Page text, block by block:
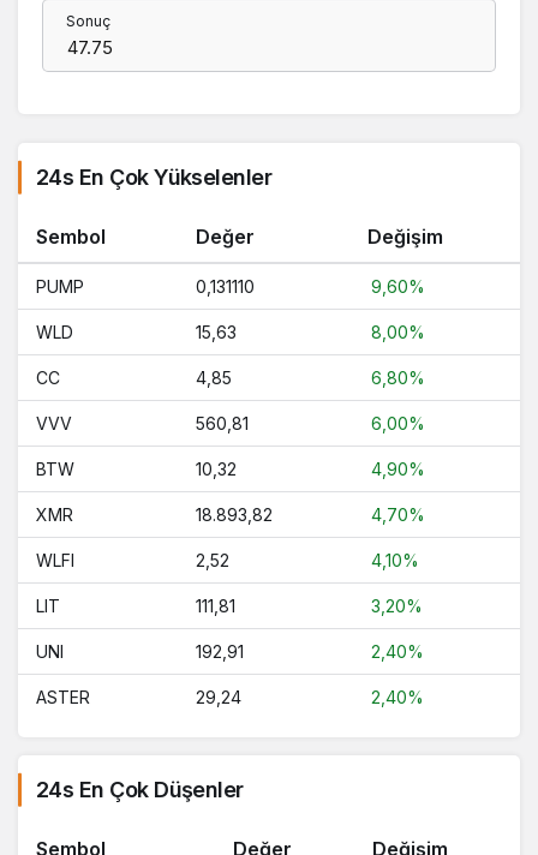
Sonuç
24s En Çok Yükselenler
Sembol Değer Değişim
PUMP 0,131110 9,60%
WLD 15,63 8,00%
CC 4,85 6,80%
VVV 560,81 6,00%
BTW 10,32 4,90%
XMR 18.893,82 4,70%
WLFI 2,52 4,10%
LIT 111,81 3,20%
UNI 192,91 2,40%
ASTER 29,24 2,40%
24s En Çok Düşenler
Sembol Değer Değişim